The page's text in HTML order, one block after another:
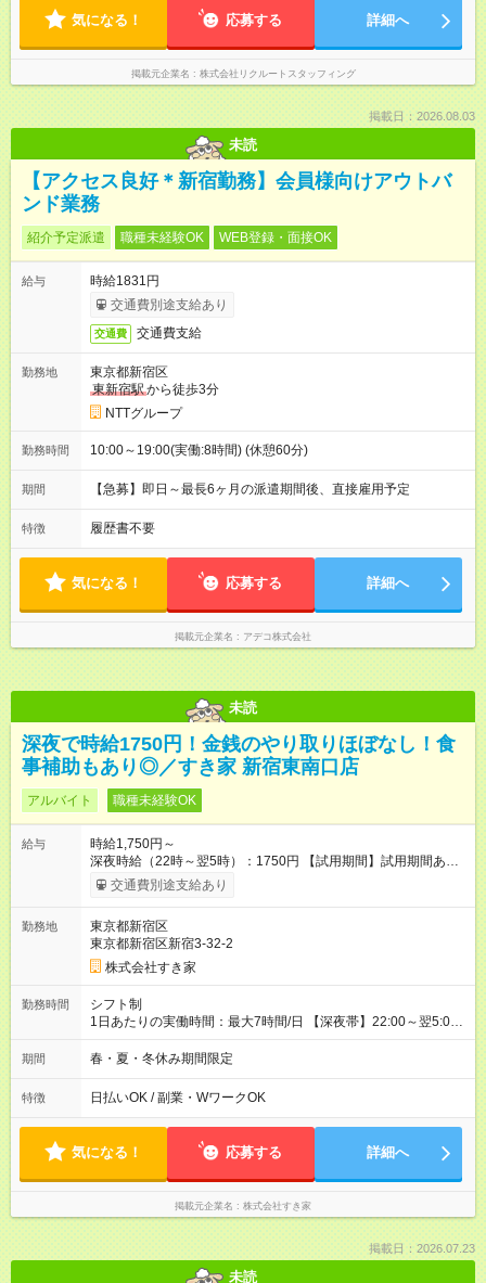
気になる！ 応募する 詳細へ
掲載元企業名 株式会社リクルートスタッフィング
掲載日：2026.08.03
未読
【アクセス良好＊新宿勤務】会員様向けアウトバ
ンド業務
紹介予定派遣 職種未経験OK WEB登録・面接OK
給与
時給1831円
交通費別途支給あり
交通費 交通費支給
勤務地
東京都新宿区
東新宿駅から徒歩3分
NTTグループ
勤務時間 10:00～19:00(実働:8時間) (休憩60分)
期間 【急募】即日～最長6ヶ月の派遣期間後、直接雇用予定
特徴 履歴書不要
気になる！ 応募する 詳細へ
掲載元企業名 アデコ株式会社
未読
深夜で時給1750円！金銭のやり取りほぼなし！食
事補助もあり◎／すき家 新宿東南口店
アルバイト 職種未経験OK
給与
時給1,750円～
深夜時給（22時～翌5時）：1750円 【試用期間】試用期間あり
試用期間の長さ：1ヶ月 雇用形態、給与は本採用時と同じです。
試用期間の実態は30日（※条件変更なし）ですが、切り上げで
同時給）
交通費別途支給あり
勤務地
東京都新宿区
東京都新宿区新宿3-32-2
株式会社すき家
勤務時間
シフト制
1日あたりの実働時間：最大7時間/日 【深夜帯】22:00～翌5:00
週2日～・1日2h～OK◎ ※22:00から翌5:00までは18歳以上の方
のみ勤務可能です（18歳未満の深夜業務禁止のため） ★深夜で
す。 必ず、2名以上での勤務を行いますので、安心して働けま
す。
期間 春・夏・冬休み期間限定
特徴 日払いOK / 副業・WワークOK
気になる！ 応募する 詳細へ
掲載元企業名 株式会社すき家
掲載日：2026.07.23
未読